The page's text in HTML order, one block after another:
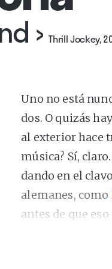
›Thrill Jockey,
Uno no está
dos. O quizás
al exterior hace
música? Sí,
dando en el
alemanes, como
antes de que